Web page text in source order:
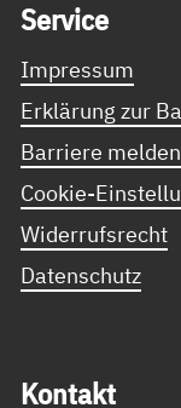
Ser­vice
Impressum
Erklärung zur
Barriere melden
Cookie-
Widerrufsrecht
Datenschutz
Kon­takt